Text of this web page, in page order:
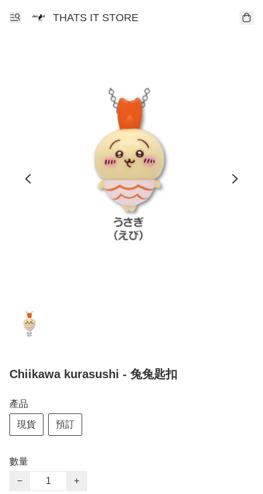
THATS IT STORE
Chiikawa kurasushi - 兔兔匙扣
產品
現貨 預訂
數量
−
+